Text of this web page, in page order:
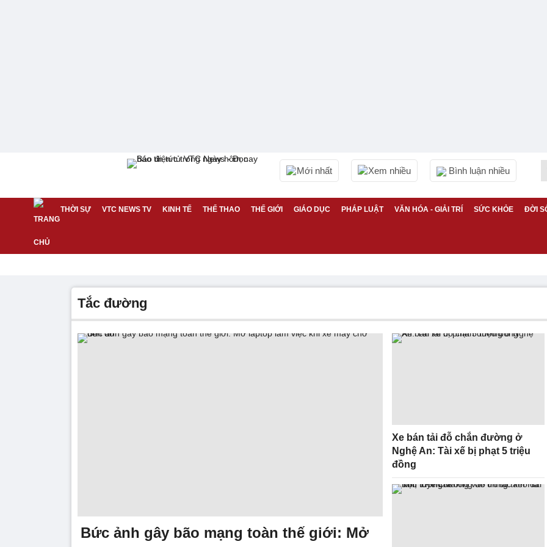
Mới nhất Xem nhiều Bình luận nhiều
THỜI SỰ VTC NEWS TV KINH TẾ THỂ THAO THẾ GIỚI GIÁO DỤC PHÁP LUẬT VĂN HÓA - GIẢI TRÍ SỨC KHỎE ĐỜI
tắc đường
Bức ảnh gây bão mạng toàn thế giới: Mở
Xe bán tải đỗ chắn đường ở
Nghệ An: Tài xế bị phạt 5 triệu
đồng